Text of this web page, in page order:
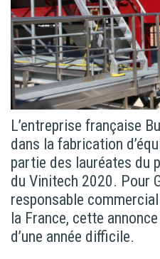
L’entreprise française
dans la fabrication
partie des lauréates du
du Vinitech 2020. Pour
responsable
la France, cette
d’une année difficile.